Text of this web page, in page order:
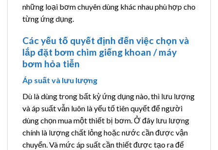
những loại bơm chuyên dùng khác nhau phù hợp cho
từng ứng dụng.
Các yếu tố quyết định đến việc chọn và
lắp đặt bơm chìm giếng khoan / máy
bơm hỏa tiễn
Áp suất và lưu lượng
Dù là dùng trong bất kỳ ứng dụng nào, thì lưu lượng
và áp suất vẫn luôn là yếu tố tiên quyết để người
dùng chọn mua một thiết bị bơm. Ở đây lưu lượng
chính là lượng chất lỏng hoặc nước cần được vận
chuyển. Và mức áp suất cần thiết được tạo ra để